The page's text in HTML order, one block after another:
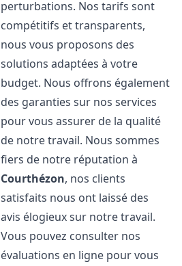
perturbations. Nos tarifs sont
compétitifs et transparents,
nous vous proposons des
solutions adaptées à votre
budget. Nous offrons également
des garanties sur nos services
pour vous assurer de la qualité
de notre travail. Nous sommes
fiers de notre réputation à
Courthézon, nos clients
satisfaits nous ont laissé des
avis élogieux sur notre travail.
Vous pouvez consulter nos
évaluations en ligne pour vous